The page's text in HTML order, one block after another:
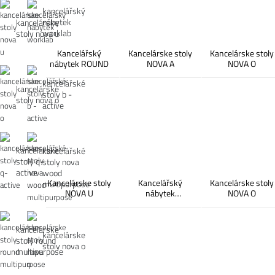
kancelárske
stoly nova u
kancelářský
nábytek
worklab
kancelárske
stoly nova o
kancelářské
stoly b -
active
kancelárske
stoly q-
active
kancelářské
stoly nova
wood
multipurpose
kancelárske
stoly round
multipurpose
kancelárske
stoly nova o
Kancelářský
nábytek ROUND
Kancelárske stoly
NOVA A
Kancelárske stoly
NOVA O
Kancelárske stoly
NOVA U
Kancelářský
nábytek
Kancelárske stoly
NOVA O